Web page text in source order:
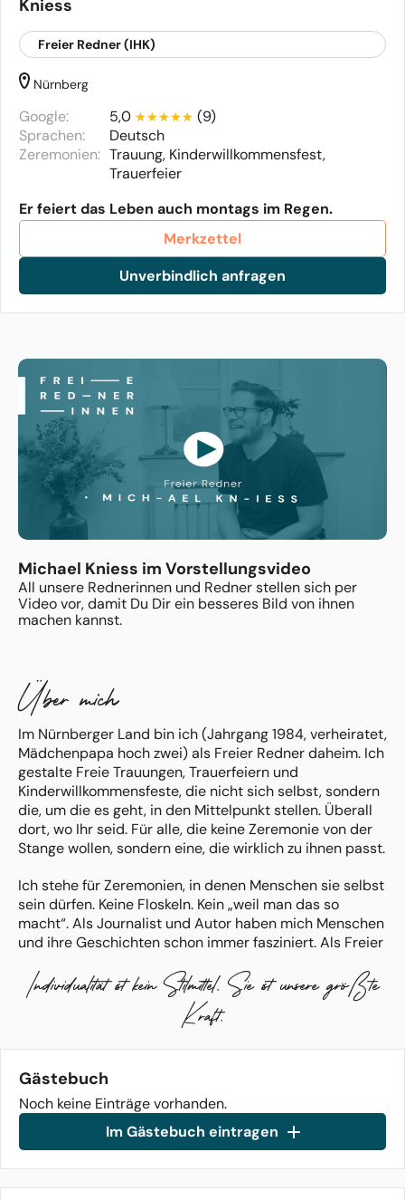
Kniess
Freier Redner (IHK)
Nürnberg
Google: 5,0
(9)
Sprachen:
Deutsch
Zeremonien: Trauung, Kinderwillkommensfest,
Trauerfeier
Er feiert das Leben auch montags im Regen.
Merkzettel
Unverbindlich anfragen
Michael Kniess im Vorstellungsvideo
All unsere Rednerinnen und Redner stellen sich per
Video vor, damit Du Dir ein besseres Bild von ihnen
machen kannst.
Über mich
Im Nürnberger Land bin ich (Jahrgang 1984, verheiratet,
Mädchenpapa hoch zwei) als Freier Redner daheim. Ich
gestalte Freie Trauungen, Trauerfeiern und
Kinderwillkommensfeste, die nicht sich selbst, sondern
die, um die es geht, in den Mittelpunkt stellen. Überall
dort, wo Ihr seid. Für alle, die keine Zeremonie von der
Stange wollen, sondern eine, die wirklich zu ihnen passt.
Ich stehe für Zeremonien, in denen Menschen sie selbst
sein dürfen. Keine Floskeln. Kein „weil man das so
macht“. Als Journalist und Autor haben mich Menschen
und ihre Geschichten schon immer fasziniert. Als Freier
gelernt, wie wichtig es ist, dem eigenen Gefühl zu
folgen, Erwartungen loszulassen, auch mal gegen den
Strom zu schwimmen. Genau daraus entstehen meine
Ich freue mich auf Euch.
Herzlichst, Michael
Individualität ist kein Stilmittel. Sie ist unsere größte
Kraft.
Gästebuch
Noch keine Einträge vorhanden.
Im Gästebuch eintragen